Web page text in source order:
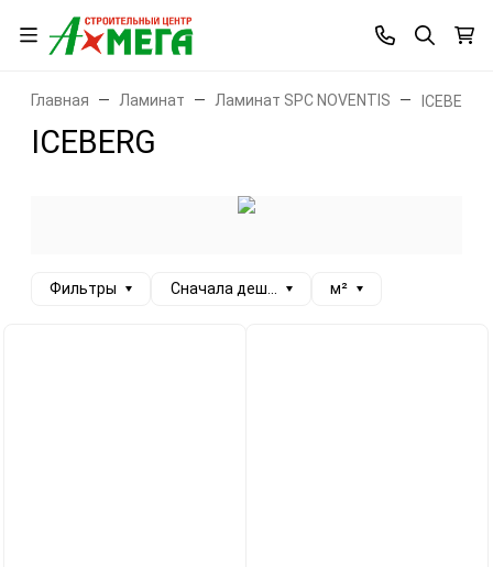
Главная Ламинат Ламинат SPC NOVENTIS ICEBERG
ICEBERG
Фильтры Сначала дешевые м²